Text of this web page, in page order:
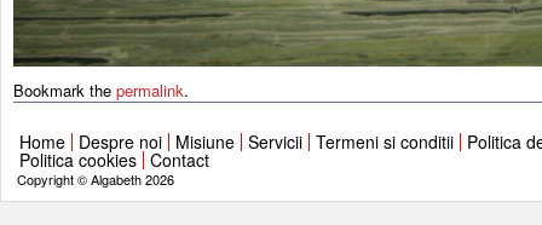
Bookmark the permalink.
Home Despre noi Misiune Servicii Termeni si conditii Politica
Politica cookies Contact
Copyright © Algabeth 2026